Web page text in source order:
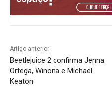
Artigo anterior
Beetlejuice 2 confirma Jenna
Ortega, Winona e Michael
Keaton